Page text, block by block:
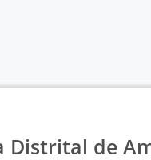
Distrital de